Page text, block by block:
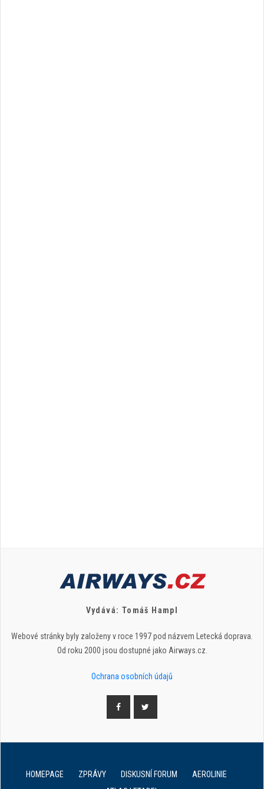
Vydává: Tomáš Hampl
Webové stránky byly založeny v roce 1997 pod názvem Letecká doprava.
Od roku 2000 jsou dostupné jako Airways.cz.
Ochrana osobních údajů
HOMEPAGE ZPRÁVY DISKUSNÍ FORUM
AEROLINIE